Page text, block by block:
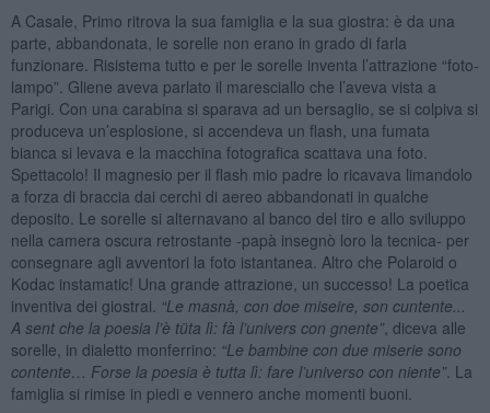
A Casale, Primo ritrova la sua famiglia e la sua giostra: è da una
parte, abbandonata, le sorelle non erano in grado di farla
funzionare. Risistema tutto e per le sorelle inventa l’attrazione “foto-
lampo”. Gliene aveva parlato il maresciallo che l’aveva vista a
Parigi. Con una carabina si sparava ad un bersaglio, se si colpiva si
produceva un’esplosione, si accendeva un flash, una fumata
bianca si levava e la macchina fotografica scattava una foto.
Spettacolo! Il magnesio per il flash mio padre lo ricavava limandolo
a forza di braccia dai cerchi di aereo abbandonati in qualche
deposito. Le sorelle si alternavano al banco del tiro e allo sviluppo
nella camera oscura retrostante -papà insegnò loro la tecnica- per
consegnare agli avventori la foto istantanea. Altro che Polaroid o
Kodac instamatic! Una grande attrazione, un successo! La poetica
inventiva dei giostrai. “Le masnà, con doe miseire, son cuntente...
A sent che la poesia l’è tüta lì: fà l’univers con gnente”, diceva alle
sorelle, in dialetto monferrino: “Le bambine con due miserie sono
contente… Forse la poesia è tutta lì: fare l’universo con niente”. La
famiglia si rimise in piedi e vennero anche momenti buoni.